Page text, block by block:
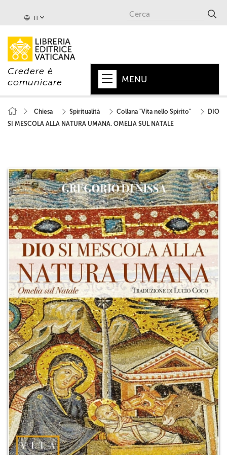
IT
Credere è
comunicare
MENU
PAPA
+
CHIESA
+
MONDO
+
COLLANE
+
RIVISTE
+
CEI
AUTORI VARI
Chiesa Spiritualità Collana "Vita nello Spirito"
DIO
SI MESCOLA ALLA NATURA UMANA. OMELIA SUL NATALE